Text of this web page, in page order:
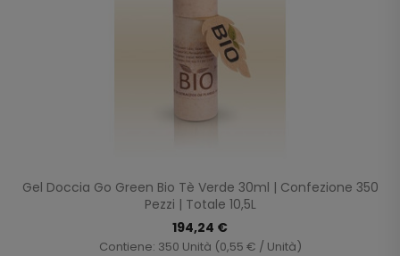
Gel Doccia Go Green Bio Tè Verde 30ml | Confezione 350
Pezzi | Totale 10,5L
194,24 €
Contiene: 350 Unità (0,55 € / Unità)